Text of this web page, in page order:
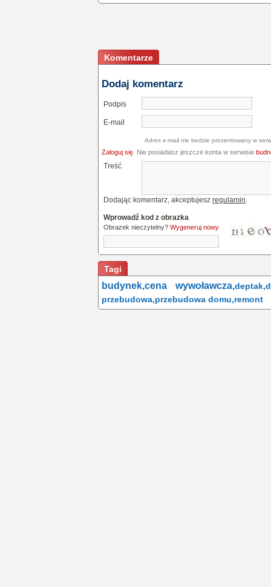
Komentarze
Dodaj komentarz
Podpis
E-mail
Adres e-mail nie bedzie prezentowany w
Zaloguj się . Nie posiadasz jeszcze konta w serwisie
Treść
Dodając komentarz, akceptujesz regulamin.
Wprowadź kod z obrazka
Obrazek nieczytelny? Wygeneruj nowy
Tagi
budynek,cena wywoławcza,deptak,
przebudowa,przebudowa domu,remont